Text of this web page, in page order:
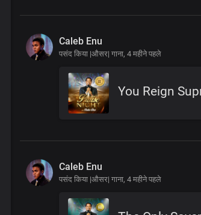
Caleb Enu
पसंद किया |औसर| गाना, 4 महीने पहले
You Reign
Caleb Enu
पसंद किया |औसर| गाना, 4 महीने पहले